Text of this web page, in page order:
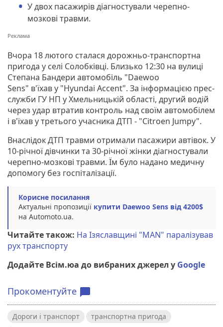
У двох пасажирів діагностували черепно-
мозкові травми.
Вчора 18 лютого сталася дорожньо-транспортна
пригода у селі Солобківці. Близько 12:30 на вулиці
Степана Бандери автомобіль "Daewoo
Sens" в'їхав у "Hyundai Accent". За інформацією прес-
служби ГУ НП у Хмельницькій області, другий водій
через удар втратив контроль над своїм автомобілем
і в'їхав у третього учасника ДТП - "Citroen Jumpy".
Внаслідок ДТП травми отримали пасажири автівок. У
10-річної дівчинки та 30-річної жінки діагностували
черепно-мозкові травми. Їм було надано медичну
допомогу без госпіталізації.
Корисне посилання
Актуальні пропозиції купити Daewoo Sens від 4200$
на Automoto.ua.
Читайте також: На Ізяславщині "MAN" паралізував
рух транспорту
Додайте Всім.юа до вибраних джерел у Google
Прокоментуйте chat_bubble
Дороги і транспорт транспортна пригода